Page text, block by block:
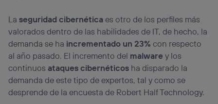
Laseguridad cibernéticaes otro de los perfiles más
valorados dentro de las habilidades de IT, de hecho, la
demanda se ha incrementado un 23% con respecto
al año pasado. El incremento del malware y los
continuos ataques cibernéticos ha disparado la
demanda de este tipo de expertos, tal y como se
desprende de la encuesta de Robert Half Technology.